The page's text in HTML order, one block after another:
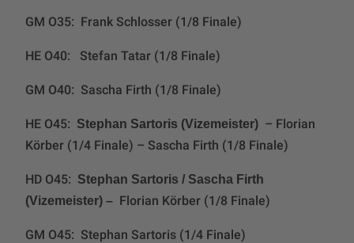
GM O35: Frank Schlosser (1/8 Finale)
HE O40: Stefan Tatar (1/8 Finale)
GM O40: Sascha Firth (1/8 Finale)
HE O45: Stephan Sartoris (Vizemeister) – Florian
Körber (1/4 Finale) – Sascha Firth (1/8 Finale)
HD O45: Stephan Sartoris / Sascha Firth
(Vizemeister) – Florian Körber (1/8 Finale)
GM O45: Stephan Sartoris (1/4 Finale)